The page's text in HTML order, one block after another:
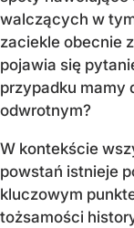
walczących w
zaciekle obecnie
pojawia się
przypadku mamy
odwrotnym?
W kontekście
powstań istnieje
kluczowym
tożsamości